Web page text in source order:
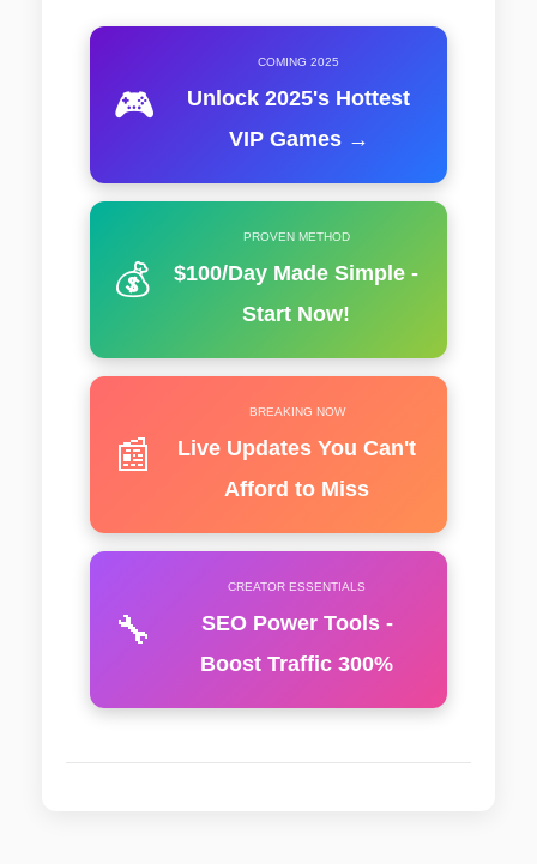
🎮
COMING 2025
Unlock 2025's Hottest
VIP Games →
💰
PROVEN METHOD
$100/Day Made Simple -
Start Now!
📰
BREAKING NOW
Live Updates You Can't
Afford to Miss
🔧
CREATOR ESSENTIALS
SEO Power Tools -
Boost Traffic 300%